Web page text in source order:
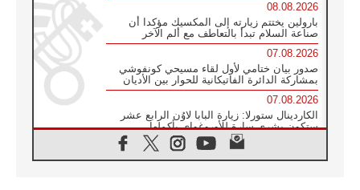
08.08.2026
بارولين يختتم زيارته إلى المكسيك مؤكدا أن
صناعة السلام تبدأ بالتعاطف مع ألم الآخر
07.08.2026
صدور بيان ختامي لأول لقاء مسيحي كونفوشي
بمشاركة الدائرة الفاتيكانية للحوار بين الأديان
07.08.2026
الكاردينال ستورلا: زيارة البابا لاوُن الرابع عشر
ستكون بشرى سارة للأوروغواي بأكملها
الفاتيكان يعلن برنامج الزيارة الرسولية للبابا لاوُن